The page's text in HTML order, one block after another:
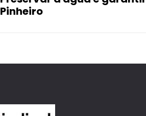
Pinheiro